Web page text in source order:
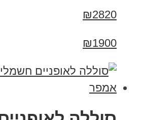
₪2820
₪1900